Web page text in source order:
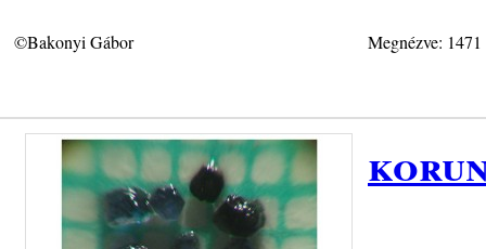
©Bakonyi Gábor Megnézve: